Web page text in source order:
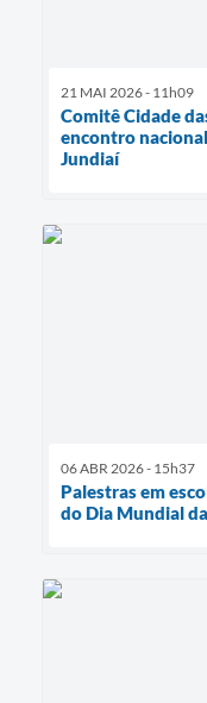
21 MAI 2026 - 11h09
Comitê Cidade
encontro
Jundiaí
06 ABR 2026 - 15h37
Palestras em
do Dia Mundial